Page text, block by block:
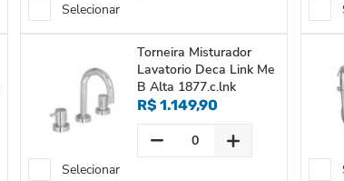
Selecionar
Torneira Misturador
Lavatorio Deca Link Me
B Alta 1877.c.lnk
R$ 1.149,90
Selecionar